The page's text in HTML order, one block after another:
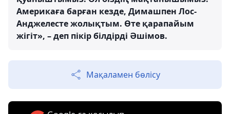
Америкаға барған кезде, Димашпен Лос-
Анджелесте жолықтым. Өте қарапайым
жігіт», – деп пікір білдірді Әшімов.
Мақаламен бөлісу